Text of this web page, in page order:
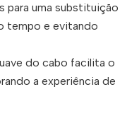
para uma substituição
tempo e evitando
do cabo facilita o
a experiência de